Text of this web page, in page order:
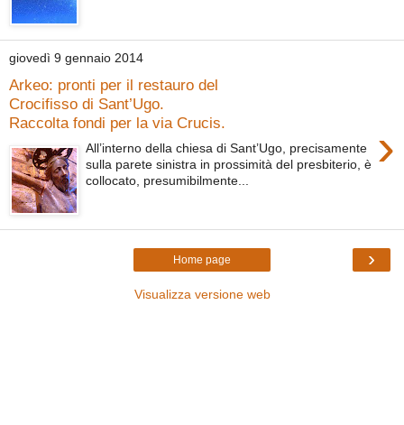
giovedì 9 gennaio 2014
Arkeo: pronti per il restauro del
Crocifisso di Sant’Ugo.
Raccolta fondi per la via Crucis.
›
All’interno della chiesa di Sant’Ugo, precisamente
sulla parete sinistra in prossimità del presbiterio, è
collocato, presumibilmente...
›
Home page
Visualizza versione web